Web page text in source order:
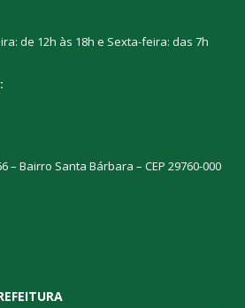
de 12h às 18h e Sexta-feira: das 7h
– Bairro Santa Bárbara – CEP 29760-000